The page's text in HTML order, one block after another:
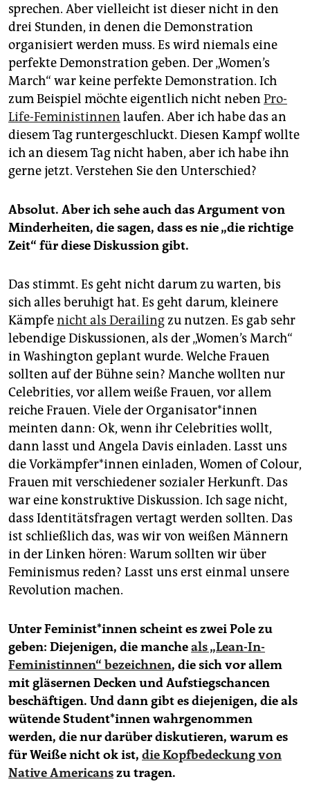
sprechen. Aber vielleicht ist dieser nicht in den
drei Stunden, in denen die Demonstration
organisiert werden muss. Es wird niemals eine
perfekte Demonstration geben. Der „Women’s
March“ war keine perfekte Demonstration. Ich
zum Beispiel möchte eigentlich nicht neben Pro-
Life-Feministinnen laufen. Aber ich habe das an
diesem Tag runtergeschluckt. Diesen Kampf wollte
ich an diesem Tag nicht haben, aber ich habe ihn
gerne jetzt. Verstehen Sie den Unterschied?
Absolut. Aber ich sehe auch das Argument von
Minderheiten, die sagen, dass es nie „die richtige
Zeit“ für diese Diskussion gibt.
Das stimmt. Es geht nicht darum zu warten, bis
sich alles beruhigt hat. Es geht darum, kleinere
Kämpfenicht als Derailingzu nutzen. Es gab sehr
lebendige Diskussionen, als der „Women’s March“
in Washington geplant wurde. Welche Frauen
sollten auf der Bühne sein? Manche wollten nur
Celebrities, vor allem weiße Frauen, vor allem
reiche Frauen. Viele der Organisator*innen
meinten dann: Ok, wenn ihr Celebrities wollt,
dann lasst und Angela Davis einladen. Lasst uns
die Vorkämpfer*innen einladen, Women of Colour,
Frauen mit verschiedener sozialer Herkunft. Das
war eine konstruktive Diskussion. Ich sage nicht,
dass Identitätsfragen vertagt werden sollten. Das
ist schließlich das, was wir von weißen Männern
in der Linken hören: Warum sollten wir über
Feminismus reden? Lasst uns erst einmal unsere
Revolution machen.
Unter Feminist*innen scheint eszwei Pole zu
geben: Diejenigen, die mancheals „Lean-In-
Feministinnen“ bezeichnen, die sich vor allem
mit gläsernen Decken und Aufstiegschancen
beschäftigen. Unddann gibt esdiejenigen, die als
wütende Student*innen wahrgenommen
werden, die nur darüber diskutieren, warum es
für Weiße nicht ok ist, die Kopfbedeckung von
Native Americanszu tragen.